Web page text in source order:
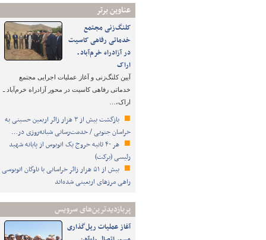
عناوین برتر
کلنگ‌زنی مجتمع
خدماتی رفاهی کاسیت
در آزادراه خرم‌آباد ـ
اراک
آیین کلنگ‌زنی و آغاز عملیات اجرایی مجتمع
خدماتی رفاهی کاسیت در محور آزادراه خرم‌آباد ـ
اراک،…
بازگشت بیش از ۳ هزار زائر اربعین حسینی به
خراسان جنوبی / خدمت‌رسانی شبانه‌روزی در…
هر ۴۰ ثانیه خروج یک اتوبوس از پایانه شهید
رئیسی (برکت)
بیش از ۵۱ هزار زائر خراسانی با ناوگان اتوبوسی
راهی مرزهای اربعینی شده‌اند
پربازدیدترین‌های سرویس
آغاز عملیات ریل‌گذاری